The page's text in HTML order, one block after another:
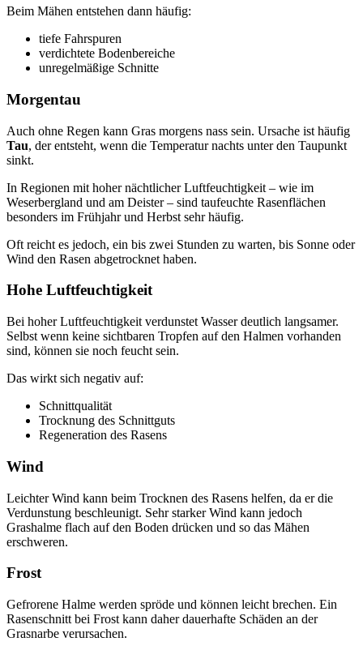
Beim Mähen entstehen dann häufig:
tiefe Fahrspuren
verdichtete Bodenbereiche
unregelmäßige Schnitte
Morgentau
Auch ohne Regen kann Gras morgens nass sein. Ursache ist häufig
Tau, der entsteht, wenn die Temperatur nachts unter den Taupunkt
sinkt.
In Regionen mit hoher nächtlicher Luftfeuchtigkeit – wie im
Weserbergland und am Deister – sind taufeuchte Rasenflächen
besonders im Frühjahr und Herbst sehr häufig.
Oft reicht es jedoch, ein bis zwei Stunden zu warten, bis Sonne oder
Wind den Rasen abgetrocknet haben.
Hohe Luftfeuchtigkeit
Bei hoher Luftfeuchtigkeit verdunstet Wasser deutlich langsamer.
Selbst wenn keine sichtbaren Tropfen auf den Halmen vorhanden
sind, können sie noch feucht sein.
Das wirkt sich negativ auf:
Schnittqualität
Trocknung des Schnittguts
Regeneration des Rasens
Wind
Leichter Wind kann beim Trocknen des Rasens helfen, da er die
Verdunstung beschleunigt. Sehr starker Wind kann jedoch
Grashalme flach auf den Boden drücken und so das Mähen
erschweren.
Frost
Gefrorene Halme werden spröde und können leicht brechen. Ein
Rasenschnitt bei Frost kann daher dauerhafte Schäden an der
Grasnarbe verursachen.